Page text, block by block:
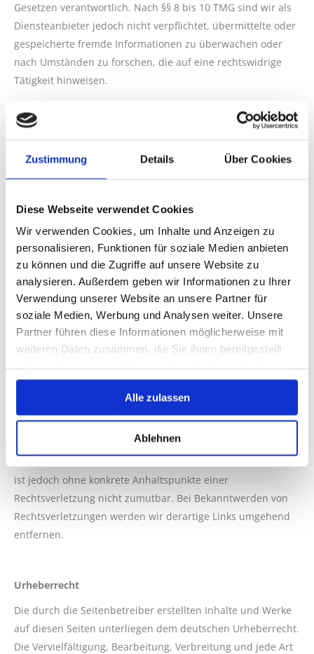
Zustimmung Details Über Cookies
Diese Webseite verwendet Cookies
Wir verwenden Cookies, um Inhalte und Anzeigen zu
personalisieren, Funktionen für soziale Medien anbieten
zu können und die Zugriffe auf unsere Website zu
analysieren. Außerdem geben wir Informationen zu Ihrer
Verwendung unserer Website an unsere Partner für
soziale Medien, Werbung und Analysen weiter. Unsere
Partner führen diese Informationen möglicherweise mit
weiteren Daten zusammen, die Sie ihnen bereitgestellt
gesammelt haben.
Alle zulassen
Ablehnen
Gesetzen verantwortlich. Nach §§ 8 bis 10 TMG sind wir als
Diensteanbieter jedoch nicht verpflichtet, übermittelte oder
gespeicherte fremde Informationen zu überwachen oder
nach Umständen zu forschen, die auf eine rechtswidrige
Tätigkeit hinweisen.
von Informationen nach den allgemeinen Gesetzen bleiben
erst ab dem Zeitpunkt der Kenntnis einer konkreten
Rechtsverletzung möglich. Bei Bekanntwerden von
Inhalte umgehend entfernen.
Haftung für Links
Unser Angebot enthält Links zu externen Websites Dritter,
auf deren Inhalte wir keinen Einfluss haben. Deshalb
können wir für diese fremden Inhalte auch keine Gewähr
übernehmen. Für die Inhalte der verlinkten Seiten ist stets
verantwortlich. Die verlinkten Seiten wurden zum Zeitpunkt
der Verlinkung auf mögliche Rechtsverstöße überprüft.
Rechtswidrige Inhalte waren zum Zeitpunkt der Verlinkung
ist jedoch ohne konkrete Anhaltspunkte einer
Rechtsverletzung nicht zumutbar. Bei Bekanntwerden von
Rechtsverletzungen werden wir derartige Links umgehend
entfernen.
Urheberrecht
Die durch die Seitenbetreiber erstellten Inhalte und Werke
auf diesen Seiten unterliegen dem deutschen Urheberrecht.
Die Vervielfältigung, Bearbeitung, Verbreitung und jede Art